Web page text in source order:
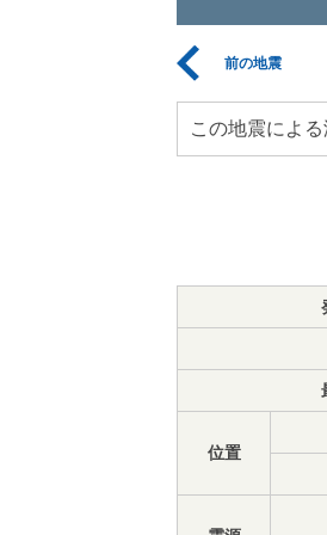
前の地震
この地震によ
位置